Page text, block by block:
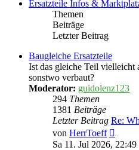
Ersatzteile Infos &
Themen
Beiträge
Letzter Beitrag
Baugleiche Ersatzteile
Ist das gleiche Teil vielleicht
sonstwo verbaut?
Moderator: guidolenz123
294 Themen
1381 Beiträge
Letzter Beitrag Re:
von HerrToeff
Beitrag
Sa 11. Jul 2026, 22:49